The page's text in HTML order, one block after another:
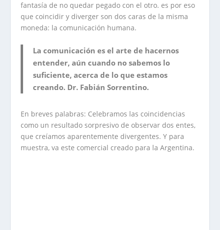
fantasía de no quedar pegado con el otro. es por eso
que coincidir y diverger son dos caras de la misma
moneda: la comunicación humana.
La comunicación es el arte de hacernos
entender, aún cuando no sabemos lo
suficiente, acerca de lo que estamos
creando. Dr. Fabián Sorrentino.
En breves palabras: Celebramos las coincidencias
como un resultado sorpresivo de observar dos entes,
que creíamos aparentemente divergentes. Y para
muestra, va este comercial creado para la Argentina.